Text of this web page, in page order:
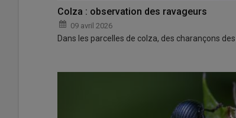
Colza : observation des ravageurs
09 avril 2026
Dans les parcelles de colza, des charançons